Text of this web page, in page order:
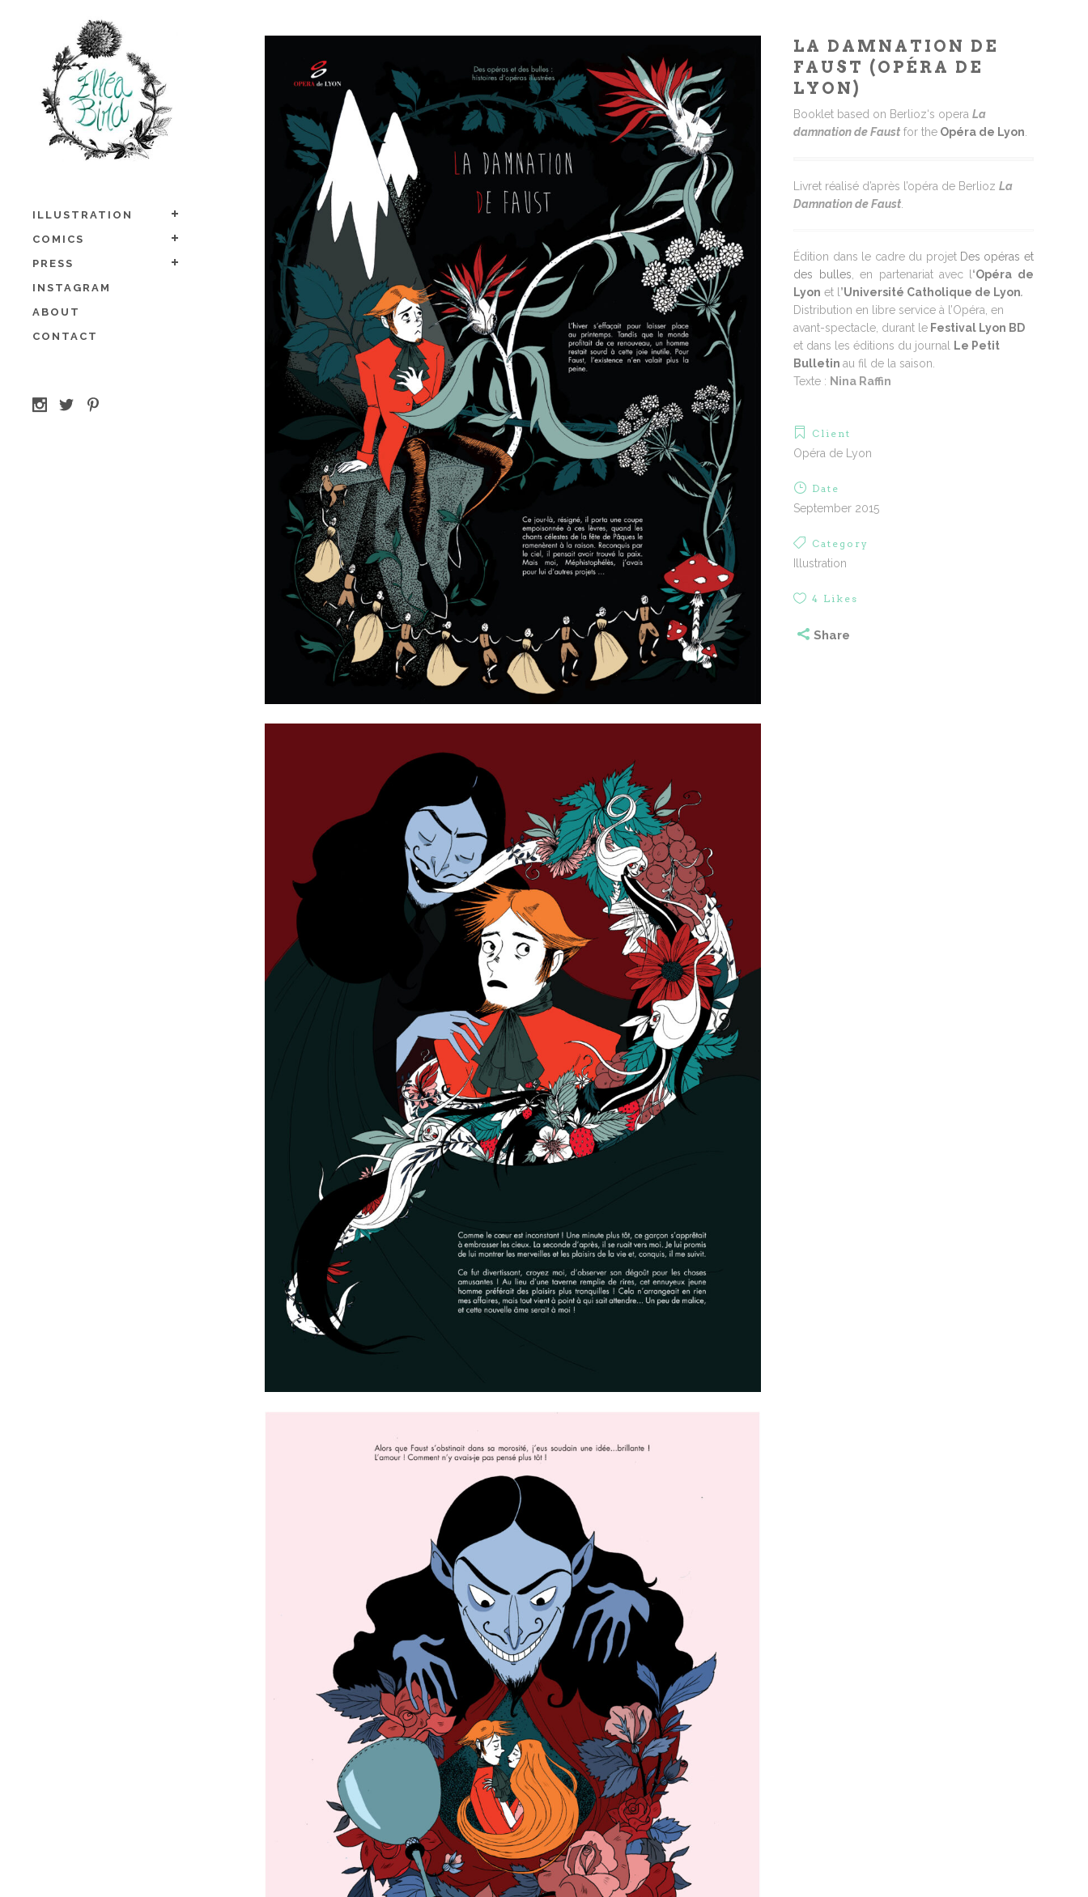
ILLUSTRATION
COMICS
PRESS
INSTAGRAM
ABOUT
CONTACT
LA DAMNATION DE
FAUST (OPÉRA DE
LYON)
Booklet based on Berlioz‘s operaLa
damnation de Faust for the Opéra de Lyon
Livret réalisé d’après l’opéra de BerliozLa
Damnation de Faust
Édition dans le cadre du projet Des opéras et
des bulles , en partenariat avec l ‘Opéra de
Lyon et l ’Université Catholique de Lyon.
Distribution en libre service à l’Opéra, en
avant-spectacle, durant le Festival Lyon BD
et dans les éditions du journal
Le Petit
Bulletin au fil de la saison.
Texte : Nina Raffin
Client
Opéra de Lyon
Date
September 2015
Category
Illustration
4 Likes
Share